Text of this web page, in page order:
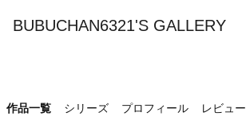
BUBUCHAN6321'S GALLERY
作品一覧 シリーズ プロフィール レビュー